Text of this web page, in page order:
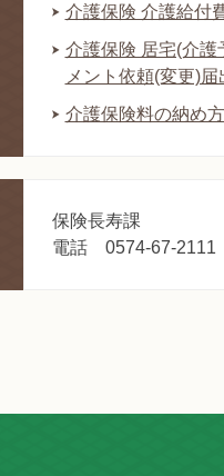
介護保険 介護給付
介護保険 居宅(介護
メント依頼(変更)
介護保険料の納め方
保険長寿課
電話 0574-67-2111